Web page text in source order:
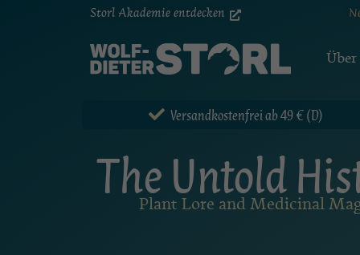
Storl Akademie entdecken
Versandkostenfrei ab 49 € (D)
The Untold
Plant Lore and Medicinal